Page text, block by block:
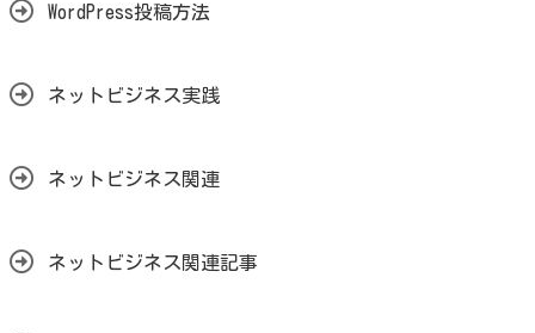
WordPress投稿方法
ネットビジネス実践
ネットビジネス関連
ネットビジネス関連記事